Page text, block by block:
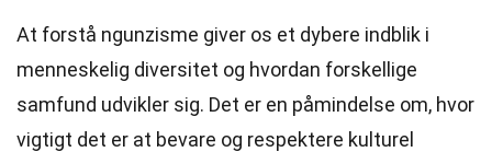
At forstå ngunzisme giver os et dybere indblik i
menneskelig diversitet og hvordan forskellige
samfund udvikler sig. Det er en påmindelse om, hvor
vigtigt det er at bevare og respektere kulturel